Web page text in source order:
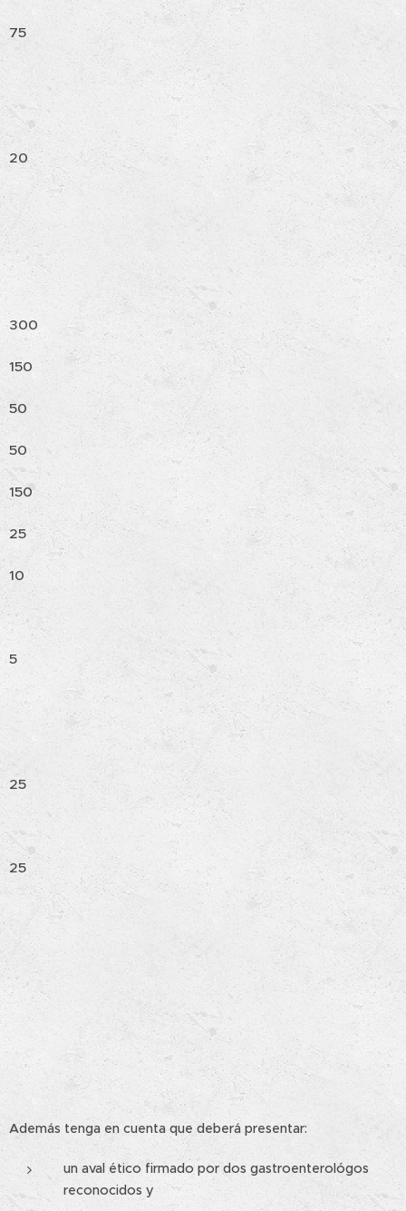
75
20
300
150
50
50
150
25
10
5
25
25
Además tenga en cuenta que deberá presentar:
un aval ético firmado por dos gastroenterológos
reconocidos y